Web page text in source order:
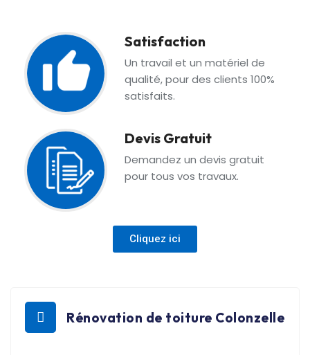
Satisfaction
Un travail et un matériel de
qualité, pour des clients 100%
satisfaits.
Devis Gratuit
Demandez un devis gratuit
pour tous vos travaux.
Cliquez ici
Rénovation de toiture Colonzelle